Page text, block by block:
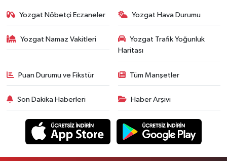
Yozgat Nöbetçi Eczaneler Yozgat Hava Durumu
Yozgat Namaz Vakitleri
Yozgat Trafik Yoğunluk
Haritası
Puan Durumu ve Fikstür Tüm Manşetler
Son Dakika Haberleri Haber Arşivi